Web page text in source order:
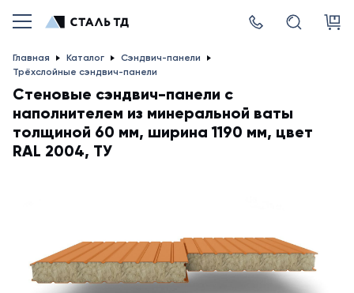
Главная Каталог
Сэндвич-панели
Трёхслойные сэндвич-панели
Стеновые сэндвич-панели с
наполнителем из минеральной ваты
толщиной 60 мм, ширина 1190 мм, цвет
RAL 2004, ТУ